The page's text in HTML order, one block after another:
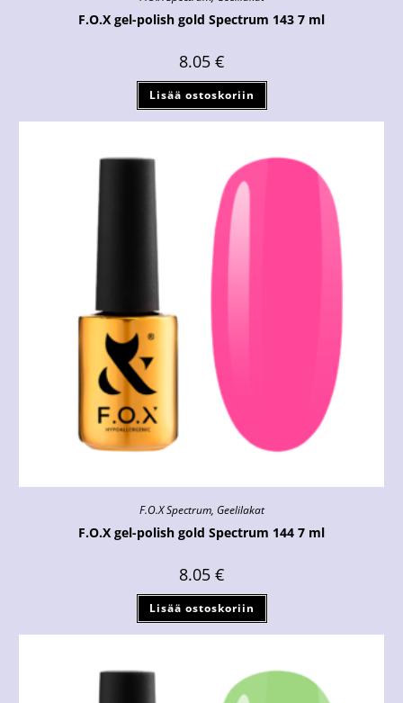
F.O.X gel-polish gold Spectrum 143 7 ml
8.05 €
Lisää ostoskoriin
F.O.X Spectrum, Geelilakat
F.O.X gel-polish gold Spectrum 144 7 ml
8.05 €
Lisää ostoskoriin